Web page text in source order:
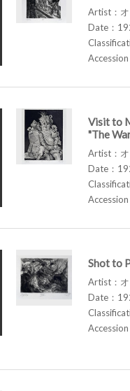
Artist：
Date：
Visit to
"The
Artist：
Date：
Shot to
Artist：
Date：